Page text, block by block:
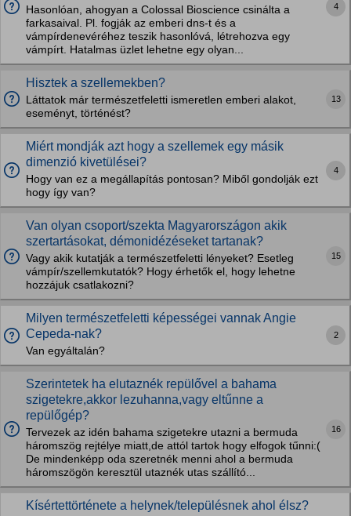
Hasonlóan, ahogyan a Colossal Bioscience csinálta a
farkasaival. Pl. fogják az emberi dns-t és a
vámpírdenevéréhez teszik hasonlóvá, létrehozva egy
vámpírt. Hatalmas üzlet lehetne egy olyan...
4
Hisztek a szellemekben?
Láttatok már természetfeletti ismeretlen emberi alakot,
eseményt, történést?
13
Miért mondják azt hogy a szellemek egy másik
dimenzió kivetülései?
Hogy van ez a megállapítás pontosan? Miből gondolják ezt
hogy így van?
4
Van olyan csoport/szekta Magyarországon akik
szertartásokat, démonidézéseket tartanak?
Vagy akik kutatják a természetfeletti lényeket? Esetleg
vámpír/szellemkutatók? Hogy érhetők el, hogy lehetne
hozzájuk csatlakozni?
15
Milyen természetfeletti képességei vannak Angie
Cepeda-nak?
Van egyáltalán?
2
Szerintetek ha elutaznék repülővel a bahama
szigetekre,akkor lezuhanna,vagy eltűnne a
repülőgép?
Tervezek az idén bahama szigetekre utazni a bermuda
háromszög rejtélye miatt,de attól tartok hogy elfogok tűnni:(
De mindenképp oda szeretnék menni ahol a bermuda
háromszögön keresztül utaznék utas szállító...
16
Kísértettörténete a helynek/településnek ahol élsz?